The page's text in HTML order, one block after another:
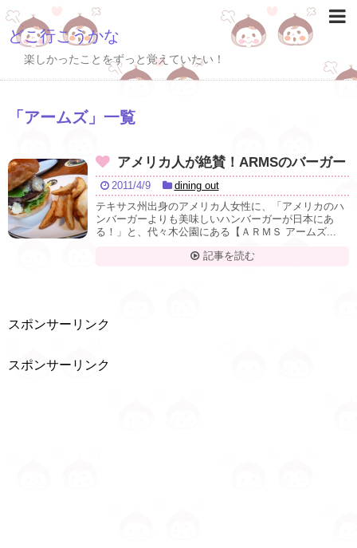
どこ行こうかな
楽しかったことをずっと覚えていたい！
「 アームズ」 一覧
アメリカ人が絶賛！ARMSのバーガー
2011/4/9
dining out
テキサス州出身のアメリカ人女性に、「アメリカのハ
ンバーガーよりも美味しいハンバーガーが日本にあ
る！」と、代々木公園にある【ＡＲＭＳ アームズ...
記事を読む
スポンサーリンク
スポンサーリンク